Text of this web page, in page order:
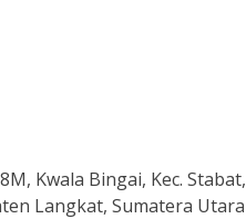
Kwala Bingai, Kec. Stabat,
Langkat, Sumatera Utara